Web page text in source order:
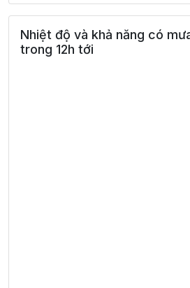
Nhiệt độ và khả năng có
trong 12h tới